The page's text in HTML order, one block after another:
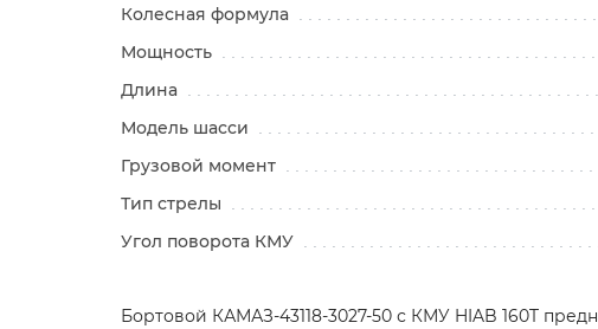
Колесная формула
Мощность
Длина
Модель шасси
Грузовой момент
Тип стрелы
Угол поворота КМУ
Бортовой КАМАЗ-43118-3027-50 с КМУ HIAB 160T